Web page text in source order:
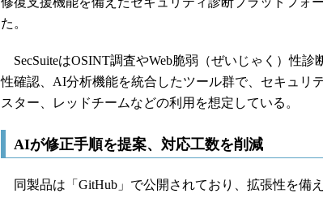
た。
SecSuiteはOSINT調査やWeb脆弱（ぜいじゃく）性
性確認、AI分析機能を統合したツール群で、セキュリ
スター、レッドチームなどの利用を想定している。
AIが修正手順を提案、対応工数を削減
同製品は「GitHub」で公開されており、拡張性を備